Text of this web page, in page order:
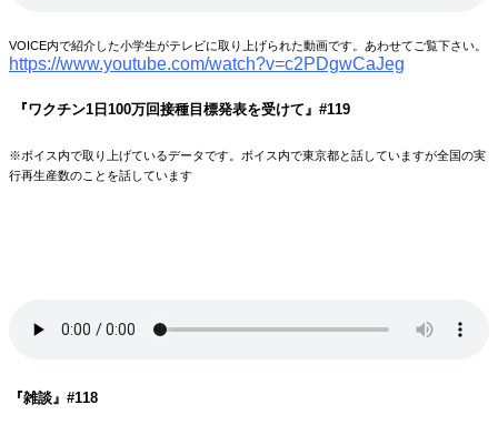
VOICE内で紹介した小学生がテレビに取り上げられた動画です。あわせてご覧下さい。
https://www.youtube.com/watch?v=c2PDgwCaJeg
『ワクチン1日100万回接種目標発表を受けて』 #119
※ボイス内で取り上げているデータです。ボイス内で東京都と話していますが全国の実
行再生産数のことを話しています
『雑談』 #118